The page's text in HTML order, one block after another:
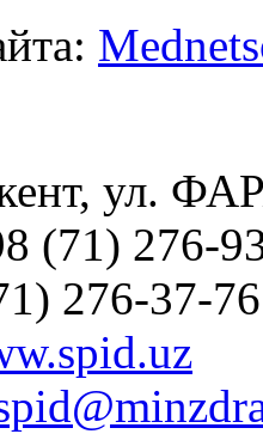
ул.
(71) 276-
276-37-76